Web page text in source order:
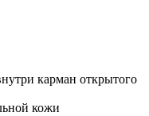
карман открытого
кожи